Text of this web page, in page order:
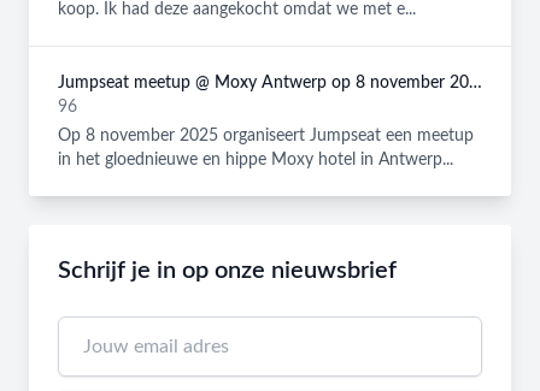
koop. Ik had deze aangekocht omdat we met e...
Jumpseat meetup @ Moxy Antwerp op 8 november 2025
96
Op 8 november 2025 organiseert Jumpseat een meetup
in het gloednieuwe en hippe Moxy hotel in Antwerp...
Schrijf je in op onze nieuwsbrief